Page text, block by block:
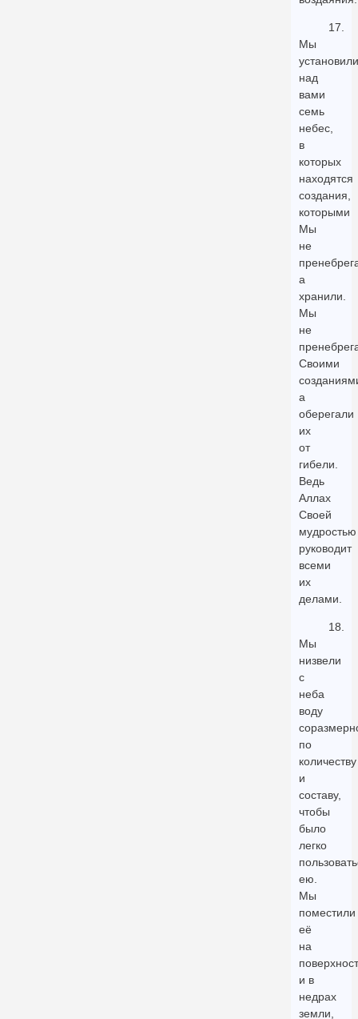
17.
Мы
установили
над
вами
семь
небес,
в
которых
находятся
создания,
которыми
Мы
не
а
хранили.
Мы
не
Своими
а
оберегали
их
от
гибели.
Ведь
Аллах
Своей
мудростью
руководит
всеми
их
делами.
18.
Мы
низвели
с
неба
воду
по
количеству
и
составу,
чтобы
было
легко
ею.
Мы
поместили
её
на
и в
недрах
земли,